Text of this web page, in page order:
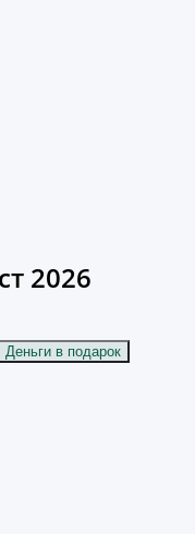
2026
Деньги в подарок